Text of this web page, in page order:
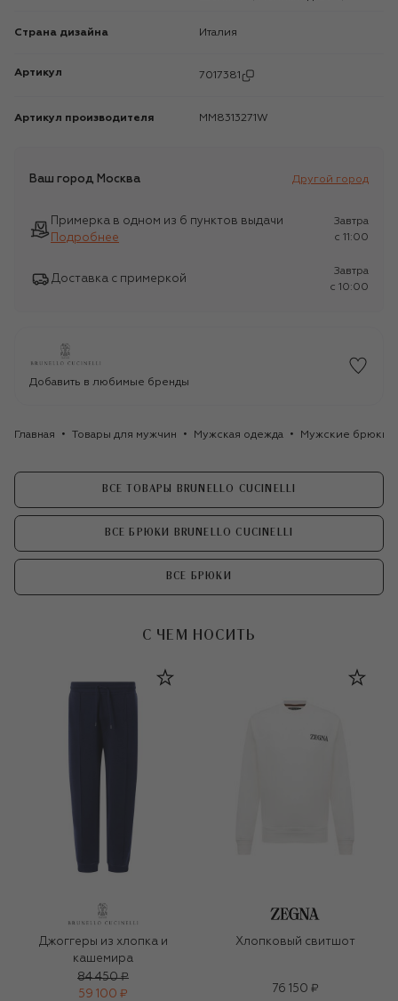
Страна дизайна Италия
Артикул 7017381
Артикул производителя MM8313271W
Ваш город Москва Другой город
Примерка в одном из 6 пунктов выдачи
Подробнее
Завтра
c 11:00
Доставка с примеркой
Завтра
c 10:00
Добавить в любимые бренды
Главная Товары для мужчин Мужская одежда Мужские брюки
ВСЕ ТОВАРЫ BRUNELLO CUCINELLI
ВСЕ БРЮКИ BRUNELLO CUCINELLI
ВСЕ БРЮКИ
С ЧЕМ НОСИТЬ
Джоггеры из хлопка и
кашемира
84 450 ₽
59 100 ₽
Хлопковый свитшот
76 150 ₽